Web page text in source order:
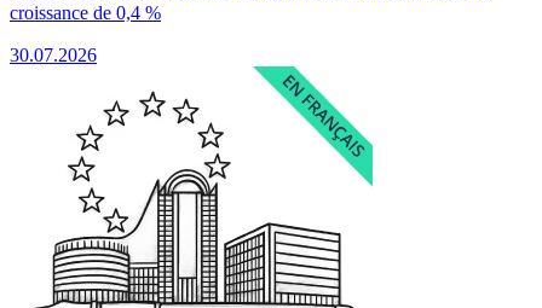
croissance de 0,4 %
30.07.2026